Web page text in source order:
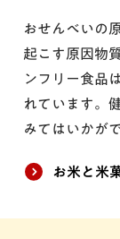
おせんべいの
起こす原因物
ンフリー食品
れています。
みてはいかが
お米と米